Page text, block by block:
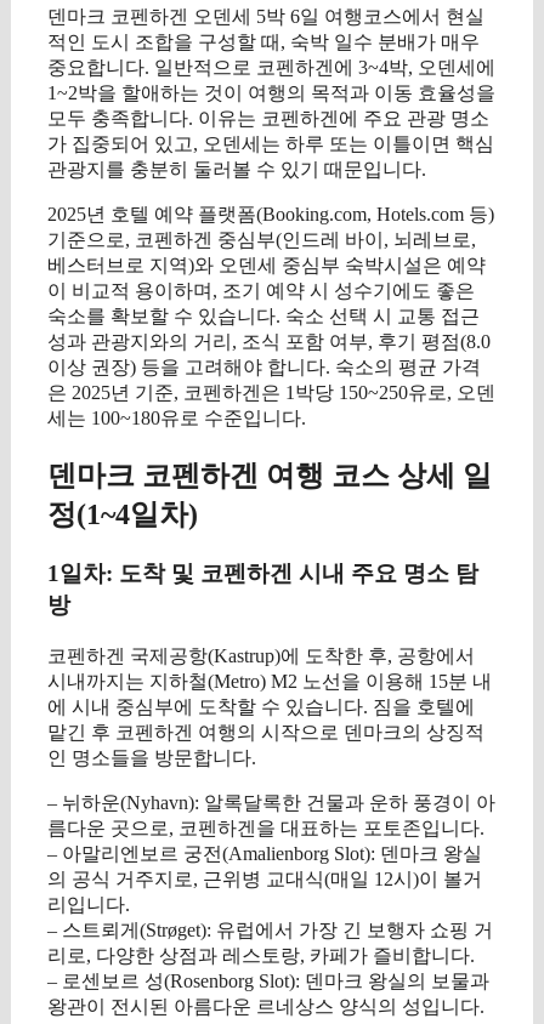
덴마크 코펜하겐 오덴세 5박 6일 여행코스에서 현실
적인 도시 조합을 구성할 때, 숙박 일수 분배가 매우
중요합니다. 일반적으로 코펜하겐에 3~4박, 오덴세에
1~2박을 할애하는 것이 여행의 목적과 이동 효율성을
모두 충족합니다. 이유는 코펜하겐에 주요 관광 명소
가 집중되어 있고, 오덴세는 하루 또는 이틀이면 핵심
관광지를 충분히 둘러볼 수 있기 때문입니다.
2025년 호텔 예약 플랫폼(Booking.com, Hotels.com 등)
기준으로, 코펜하겐 중심부(인드레 바이, 뇌레브로,
베스터브로 지역)와 오덴세 중심부 숙박시설은 예약
이 비교적 용이하며, 조기 예약 시 성수기에도 좋은
숙소를 확보할 수 있습니다. 숙소 선택 시 교통 접근
성과 관광지와의 거리, 조식 포함 여부, 후기 평점(8.0
이상 권장) 등을 고려해야 합니다. 숙소의 평균 가격
은 2025년 기준, 코펜하겐은 1박당 150~250유로, 오덴
세는 100~180유로 수준입니다.
덴마크 코펜하겐 여행 코스 상세 일
정(1~4일차)
1일차: 도착 및 코펜하겐 시내 주요 명소 탐
방
코펜하겐 국제공항(Kastrup)에 도착한 후, 공항에서
시내까지는 지하철(Metro) M2 노선을 이용해 15분 내
에 시내 중심부에 도착할 수 있습니다. 짐을 호텔에
맡긴 후 코펜하겐 여행의 시작으로 덴마크의 상징적
인 명소들을 방문합니다.
– 뉘하운(Nyhavn): 알록달록한 건물과 운하 풍경이 아
름다운 곳으로, 코펜하겐을 대표하는 포토존입니다.
– 아말리엔보르 궁전(Amalienborg Slot): 덴마크 왕실
의 공식 거주지로, 근위병 교대식(매일 12시)이 볼거
리입니다.
– 스트뢰게(Strøget): 유럽에서 가장 긴 보행자 쇼핑 거
리로, 다양한 상점과 레스토랑, 카페가 즐비합니다.
– 로센보르 성(Rosenborg Slot): 덴마크 왕실의 보물과
왕관이 전시된 아름다운 르네상스 양식의 성입니다.